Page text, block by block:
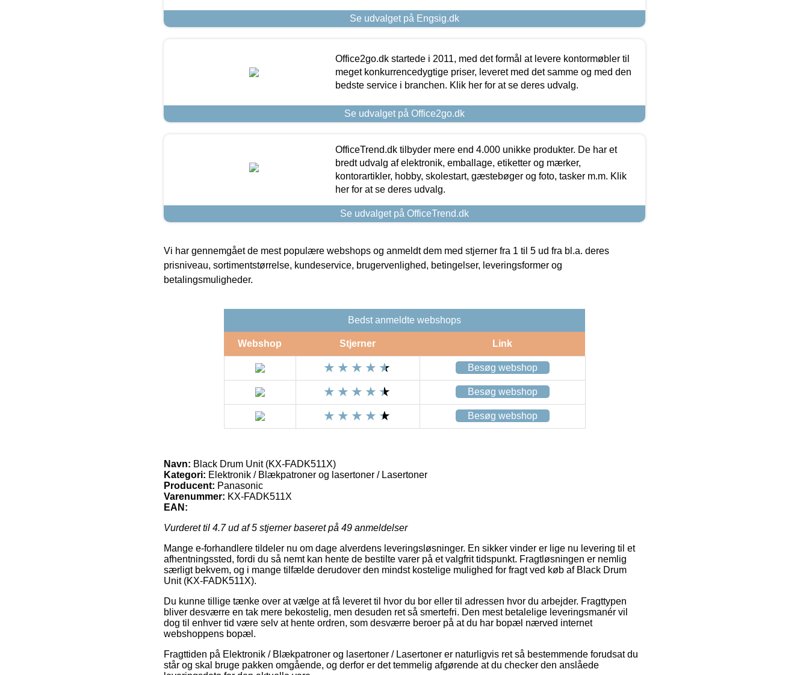
Se udvalget på Engsig.dk
Office2go.dk startede i 2011, med det formål at levere kontormøbler til
meget konkurrencedygtige priser, leveret med det samme og med den
bedste service i branchen. Klik her for at se deres udvalg.
Se udvalget på Office2go.dk
OfficeTrend.dk tilbyder mere end 4.000 unikke produkter. De har et
bredt udvalg af elektronik, emballage, etiketter og mærker,
kontorartikler, hobby, skolestart, gæstebøger og foto, tasker m.m. Klik
her for at se deres udvalg.
Se udvalget på OfficeTrend.dk
Vi har gennemgået de mest populære webshops og anmeldt dem med stjerner fra 1 til 5 ud fra bl.a. deres
prisniveau, sortimentstørrelse, kundeservice, brugervenlighed, betingelser, leveringsformer og
betalingsmuligheder.
Bedst anmeldte webshops
Webshop Stjerner Link
Besøg webshop
Besøg webshop
Besøg webshop
Navn: Black Drum Unit (KX-FADK511X)
Kategori: Elektronik / Blækpatroner og lasertoner / Lasertoner
Producent: Panasonic
Varenummer: KX-FADK511X
EAN:
Vurderet til 4.7ud af 5 stjerner baseret på 49 anmeldelser
Mange e-forhandlere tildeler nu om dage alverdens leveringsløsninger. En sikker vinder er lige nu levering til et
afhentningssted, fordi du så nemt kan hente de bestilte varer på et valgfrit tidspunkt. Fragtløsningen er nemlig
særligt bekvem, og i mange tilfælde derudover den mindst kostelige mulighed for fragt ved køb af Black Drum
Unit (KX-FADK511X).
Du kunne tillige tænke over at vælge at få leveret til hvor du bor eller til adressen hvor du arbejder. Fragttypen
bliver desværre en tak mere bekostelig, men desuden ret så smertefri. Den mest betalelige leveringsmanér vil
dog til enhver tid være selv at hente ordren, som desværre beroer på at du har bopæl nærved internet
webshoppens bopæl.
Fragttiden på Elektronik / Blækpatroner og lasertoner / Lasertoner er naturligvis ret så bestemmende forudsat du
står og skal bruge pakken omgående, og derfor er det temmelig afgørende at du checker den anslåede